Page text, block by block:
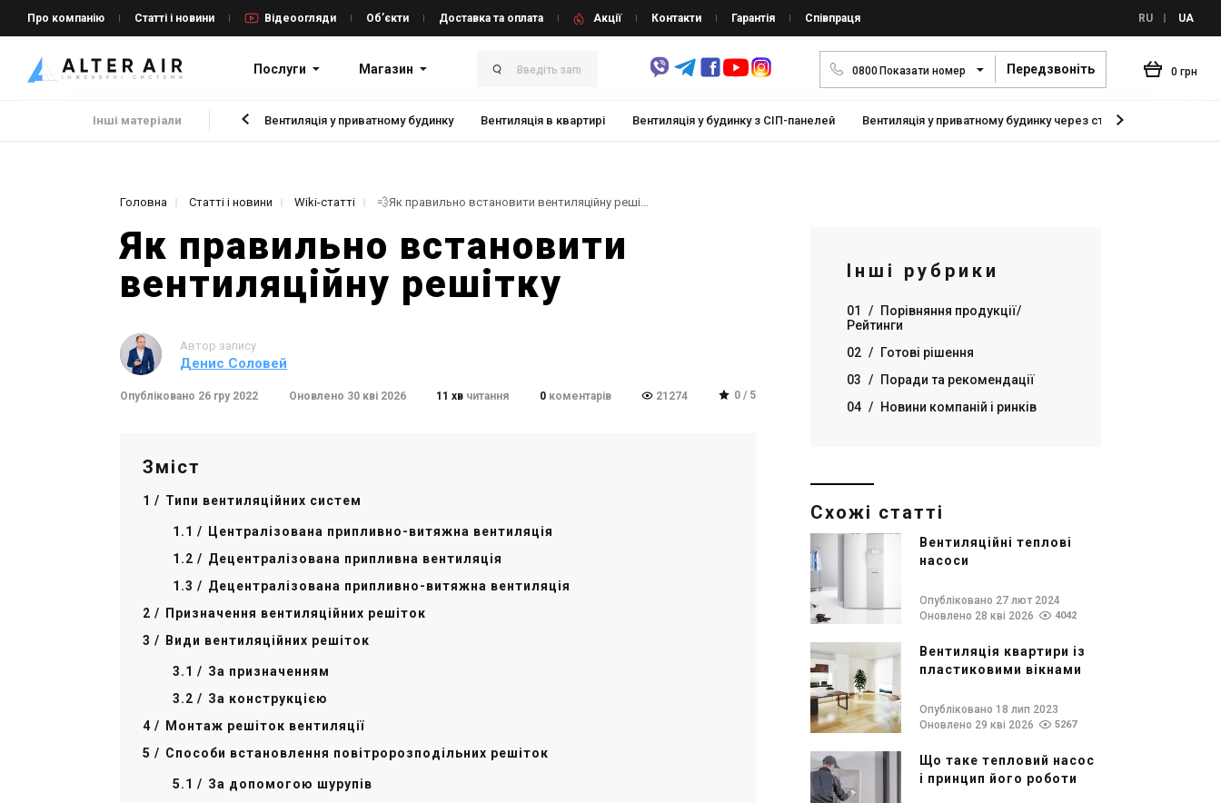
Про компанію Статті і новини Відеоогляди Об’єкти Доставка та оплата Акції Контакти Гарантія Співпраця RU UA
Послуги Магазин 0800Показати номер Передзвоніть 0 грн
Інші матеріали Вентиляція у приватному будинку Вентиляція в квартирі Вентиляція у будинку з СІП-панелей Вентиляція у приватному будинку через стіну
Головна Статті і новини Wiki-статті 💨Як правильно встановити вентиляційну решітку
Як правильно встановити
вентиляційну решітку
Автор запису
Денис Соловей
Опубліковано 26 гру 2022 Оновлено 30 кві 2026 11 хв читання 0 коментарів 21274 0 / 5
Зміст
Типи вентиляційних систем
Централізована припливно-витяжна вентиляція
Децентралізована припливна вентиляція
Децентралізована припливно-витяжна вентиляція
Призначення вентиляційних решіток
Види вентиляційних решіток
За призначенням
За конструкцією
Монтаж решіток вентиляції
Способи встановлення повітророзподільних решіток
За допомогою шурупів
Інші рубрики
01 /
Порівняння продукції/
Рейтинги
02 /
Готові рішення
03 /
Поради та рекомендації
04 / Новини компаній і ринків
Схожі статті
Вентиляційні теплові
насоси
Опубліковано 27 лют 2024
Оновлено 28 кві 2026
4042
Вентиляція квартири із
пластиковими вікнами
Опубліковано 18 лип 2023
Оновлено 29 кві 2026
5267
Що таке тепловий насос
і принцип його роботи